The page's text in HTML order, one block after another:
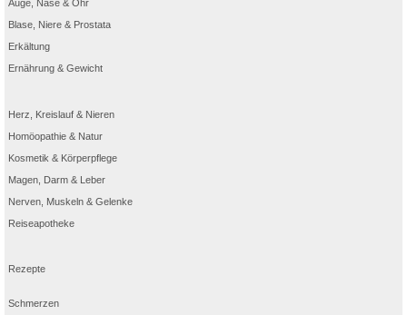
Auge, Nase & Ohr
Blase, Niere & Prostata
Erkältung
Ernährung & Gewicht
Herz, Kreislauf & Nieren
Homöopathie & Natur
Kosmetik & Körperpflege
Magen, Darm & Leber
Nerven, Muskeln & Gelenke
Reiseapotheke
Rezepte
Schmerzen